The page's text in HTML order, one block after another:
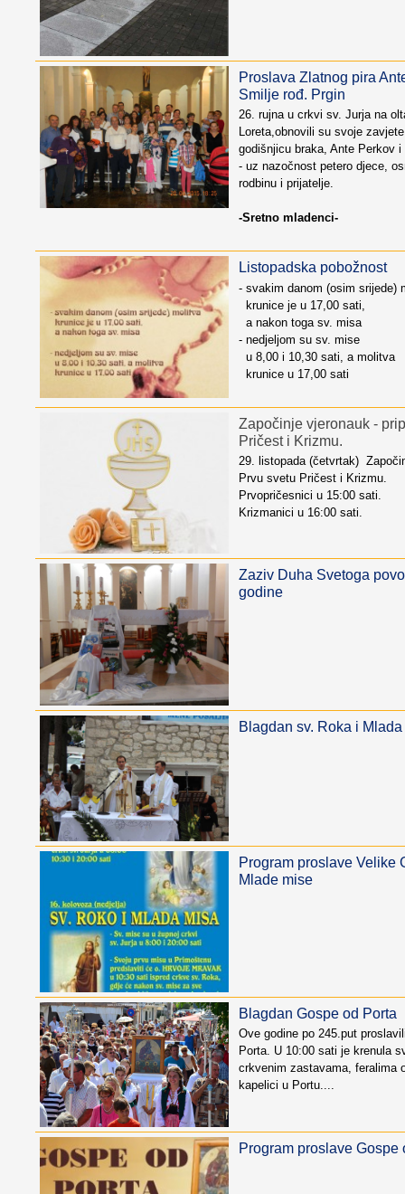
Proslava Zlatnog pira
Smilje rođ. Prgin
26. rujna u crkvi sv. Jurja na
Loreta,obnovili su svoje
godišnjicu braka, Ante Perkov
- uz nazočnost petero djece,
rodbinu i prijatelje.
-Sretno mladenci-
Listopadska pobožnost
- svakim danom (osim srijede)
krunice je u 17,00 sati,
a nakon toga sv. misa
- nedjeljom su sv. mise
u 8,00 i 10,30 sati, a molitva
krunice u 17,00 sati
Započinje vjeronauk -
Pričest i Krizmu.
29. listopada (četvrtak)
Prvu svetu Pričest i Krizmu.
Prvopričesnici u 15:00 sati.
Krizmanici u 16:00 sati.
Zaziv Duha Svetoga
godine
Blagdan sv. Roka i
Program proslave Velike
Mlade mise
Blagdan Gospe od Porta
Ove godine po 245.put
Porta. U 10:00 sati je krenula
crkvenim zastavama, feralima
kapelici u Portu....
Program proslave Gospe